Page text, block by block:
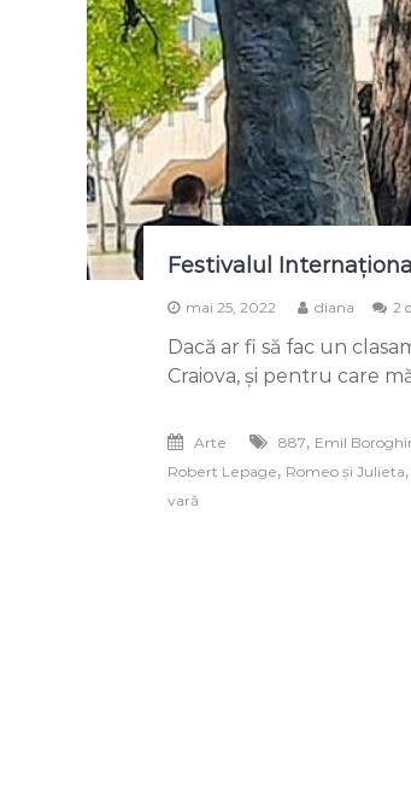
Festivalul
mai 25, 2022 diana 2
Dacă ar fi să fac un
Craiova, și pentru care
Arte 887, Emil
Robert Lepage, Romeo și Julieta
vară